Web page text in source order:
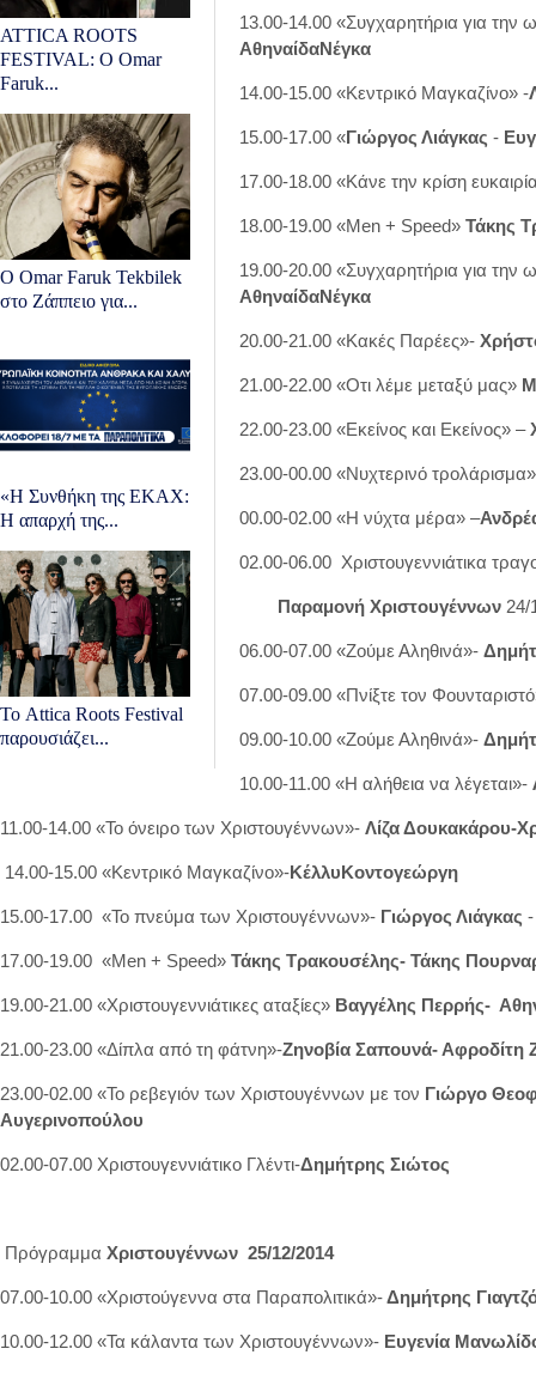
ATTICA ROOTS
FESTIVAL: Ο Omar
Faruk...
Ο Omar Faruk Tekbilek
στο Ζάππειο για...
«Η Συνθήκη της ΕΚΑΧ:
Η απαρχή της...
Το Attica Roots Festival
παρουσιάζει...
13.00-14.00 «Συγχαρητήρια για
ΑθηναίδαΝέγκα
14.00-15.00 «Κεντρικό Μαγκαζίνο» -
15.00-17.00 «Γιώργος Λιάγκας -
17.00-18.00 «Κάνε την κρίση
18.00-19.00 «Μen + Speed» Τάκης
19.00-20.00 «Συγχαρητήρια για
ΑθηναίδαΝέγκα
20.00-21.00 «Κακές Παρέες»-
21.00-22.00 «Oτι λέμε μεταξύ μας»
22.00-23.00 «Εκείνος και Εκείνος» –
23.00-00.00 «Νυχτερινό
00.00-02.00 «Η νύχτα μέρα» –
02.00-06.00 Χριστουγεννιάτικα
Παραμονή Χριστουγέννων 24/
06.00-07.00 «Ζούμε Αληθινά»-
07.00-09.00 «Πνίξτε τον
09.00-10.00 «Ζούμε Αληθινά»-
10.00-11.00 «Η αλήθεια να λέγεται»-
11.00-14.00 «Το όνειρο των Χριστουγέννων»- Λίζα Δουκακάρου-
14.00-15.00 «Κεντρικό Μαγκαζίνο»-ΚέλλυΚοντογεώργη
15.00-17.00 «Το πνεύμα των Χριστουγέννων»- Γιώργος Λιάγκας -
17.00-19.00 «Μen + Speed» Τάκης Τρακουσέλης- Τάκης
19.00-21.00 «Χριστουγεννιάτικες αταξίες» Βαγγέλης Περρής-
21.00-23.00 «Δίπλα από τη φάτνη»-Ζηνοβία Σαπουνά- Αφροδίτη
23.00-02.00 «Το ρεβεγιόν των Χριστουγέννων με τον Γιώργο
Αυγερινοπούλου
02.00-07.00 Χριστουγεννιάτικο Γλέντι-Δημήτρης Σιώτος
Πρόγραμμα Χριστουγέννων 25/12/2014
07.00-10.00 «Χριστούγεννα στα Παραπολιτικά»-Δημήτρης
10.00-12.00 «Τα κάλαντα των Χριστουγέννων»- Ευγενία